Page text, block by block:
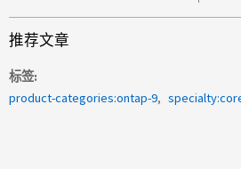
推荐文章
标签
product-categories:ontap-9